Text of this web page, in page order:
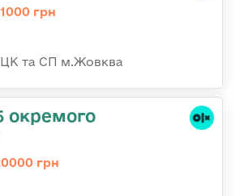
грн
та СП м.Жовква
окремого
грн